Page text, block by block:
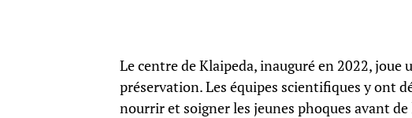
Le centre de Klaipeda, inauguré en 2022,
préservation. Les équipes scientifiques y ont
nourrir et soigner les jeunes phoques avant